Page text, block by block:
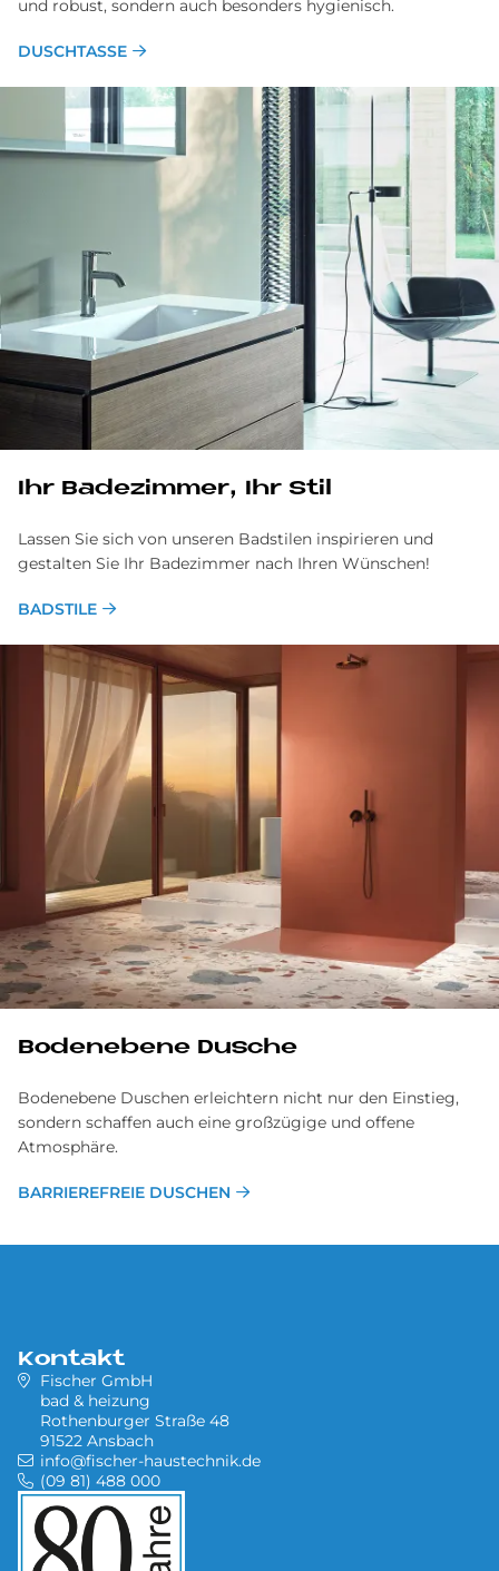
und robust, sondern auch besonders hygienisch.
DUSCHTASSE
Ihr Badezimmer, Ihr Stil
Lassen Sie sich von unseren Badstilen inspirieren und
gestalten Sie Ihr Badezimmer nach Ihren Wünschen!
BADSTILE
Bodenebene Dusche
Bodenebene Duschen erleichtern nicht nur den Einstieg,
sondern schaffen auch eine großzügige und offene
Atmosphäre.
BARRIEREFREIE DUSCHEN
Kontakt
Fischer GmbH
bad & heizung
Rothenburger Straße 48
91522 Ansbach
info@fischer-haustechnik.de
(09 81) 488 000